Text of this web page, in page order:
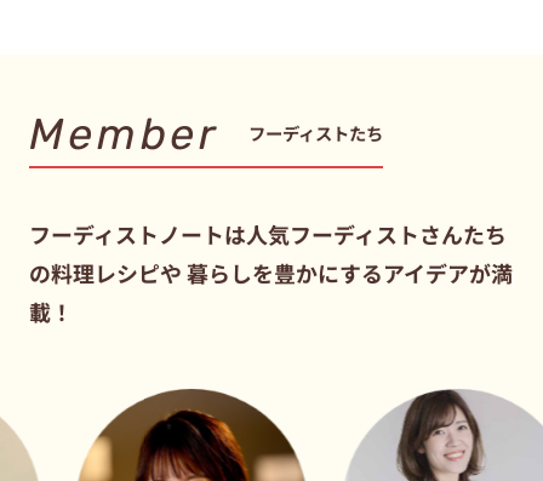
Member フーディストたち
フーディストノートは人気フーディストさんたち
の料理レシピや暮らしを豊かにするアイデアが満
載！